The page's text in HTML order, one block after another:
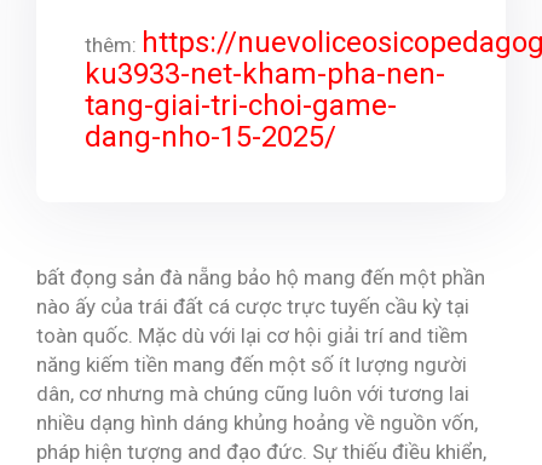
thêm: https://
ku3933-net-kham-pha-nen-
tang-giai-tri-choi-game-
dang-nho-15-2025/
bất đọng sản đà nẵng bảo hộ mang đến một phần
nào ấy của trái đất cá cược trực tuyến cầu kỳ tại
toàn quốc. Mặc dù với lại cơ hội giải trí and tiềm
năng kiếm tiền mang đến một số ít lượng người
dân, cơ nhưng mà chúng cũng luôn với tương lai
nhiều dạng hình dáng khủng hoảng về nguồn vốn,
pháp hiện tượng and đạo đức. Sự thiếu điều khiển,